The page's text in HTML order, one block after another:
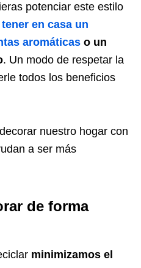
potenciar este estilo
tener en casa un
aromáticas o un
. Un modo de respetar la
todos los beneficios
nuestro hogar con
a ser más
de forma
minimizamos el